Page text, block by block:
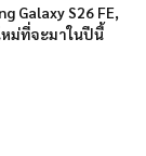
Galaxy S26 FE,
หม่ที่จะมาในปีนี้